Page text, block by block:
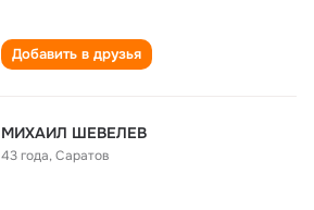
Добавить в друзья
МИХАИЛ ШЕВЕЛЕВ
43 года,Саратов